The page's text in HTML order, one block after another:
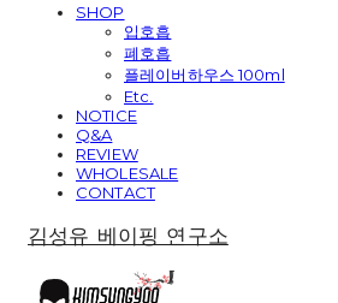
SHOP
입호흡
폐호흡
플레이버하우스 100ml
Etc.
NOTICE
Q&A
REVIEW
WHOLESALE
CONTACT
김성유 베이핑 연구소